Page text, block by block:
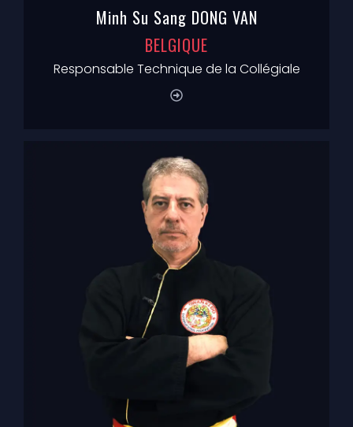
Minh Su Sang DONG VAN
BELGIQUE
Responsable Technique de la Collégiale